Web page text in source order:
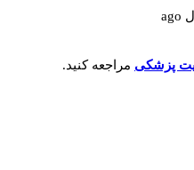
مراجعه کنید.